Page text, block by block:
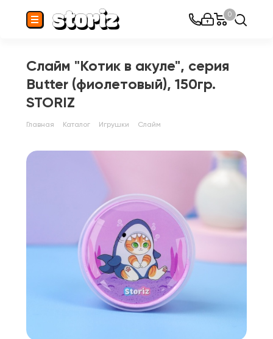
0
Слайм "Котик в акуле", серия
Butter (фиолетовый), 150гр.
STORIZ
Главная Каталог Игрушки Слайм